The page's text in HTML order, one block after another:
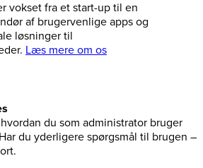
vokset fra et start-up til en
af brugervenlige apps og
løsninger til
Læs mere om os
du som administrator bruger
du yderligere spørgsmål til brugen –